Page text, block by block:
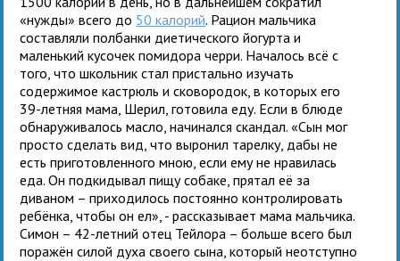
«нужды» всего до 50 калорий. Рацион мальчика
составляли полбанки диетического йогурта и
маленький кусочек помидора черри. Началось всё с
того, что школьник стал пристально изучать
содержимое кастрюль и сковородок, в которых его
39-летняя мама, Шерил, готовила еду. Если в блюде
обнаруживалось масло, начинался скандал. «Сын мог
просто сделать вид, что выронил тарелку, дабы не
есть приготовленного мною, если ему не нравилась
еда. Он подкидывал пищу собаке, прятал её за
диваном – приходилось постоянно контролировать
ребёнка, чтобы он ел», - рассказывает мама мальчика.
Симон – 42-летний отец Тейлора – больше всего был
поражён силой духа своего сына, который неотступно